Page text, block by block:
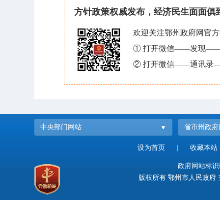
方针政策权威发布，经济民生面面俱
欢迎关注鄂州政府网官
① 打开微信——发现——
② 打开微信——通讯录
中央部门网站 省市州政府
设为首页 收藏本站
政府网站标
版权所有 鄂州市人民政府